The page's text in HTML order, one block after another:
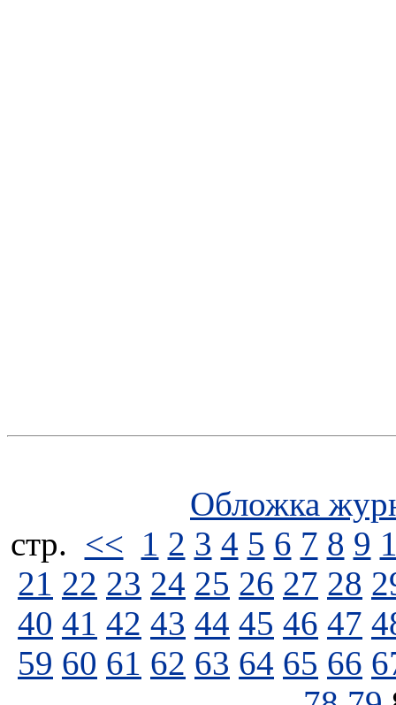
Обложка
стp. << 1 2 3 4 5 6 7 8 9
21 22 23 24 25 26 27 28
40 41 42 43 44 45 46 47
59 60 61 62 63 64 65 66